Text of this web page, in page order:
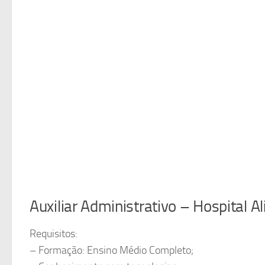
Auxiliar Administrativo – Hospital
Requisitos:
– Formação: Ensino Médio Completo;